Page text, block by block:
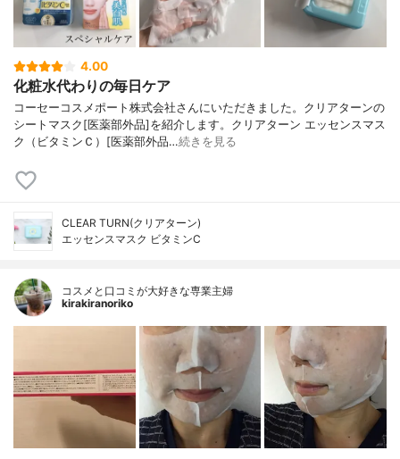
4.00
化粧水代わりの毎日ケア
コーセーコスメポート株式会社さんにいただきました。クリアターンの
シートマスク[医薬部外品]を紹介します。クリアターン エッセンスマス
ク（ビタミンＣ）[医薬部外品…続きを見る
CLEAR TURN(クリアターン)
エッセンスマスク ビタミンC
コスメと口コミが大好きな専業主婦
kirakiranoriko